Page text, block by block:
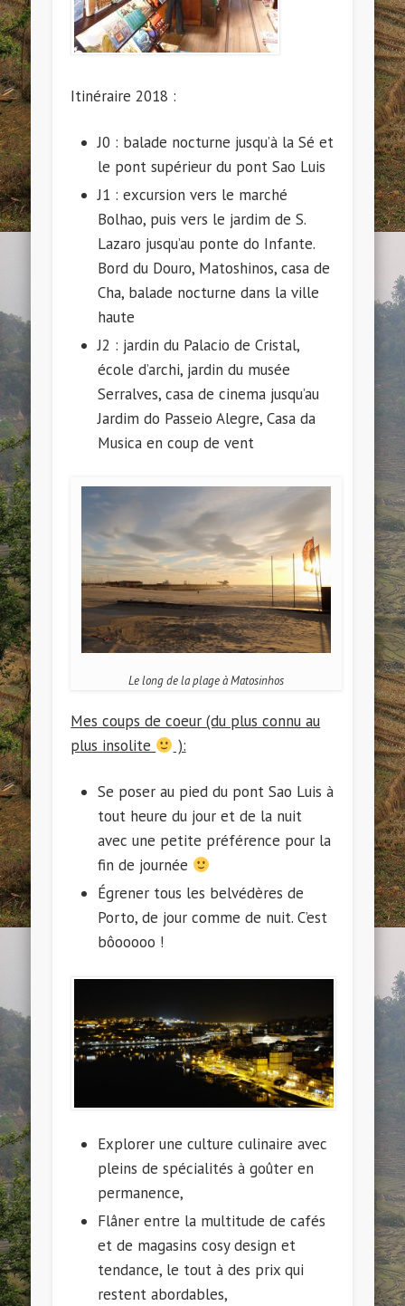
Itinéraire 2018 :
J0 : balade nocturne jusqu’à la Sé et
le pont supérieur du pont Sao Luis
J1 : excursion vers le marché
Bolhao, puis vers le jardim de S.
Lazaro jusqu’au ponte do Infante.
Bord du Douro, Matoshinos, casa de
Cha, balade nocturne dans la ville
haute
J2 : jardin du Palacio de Cristal,
école d’archi, jardin du musée
Serralves, casa de cinema jusqu’au
Jardim do Passeio Alegre, Casa da
Musica en coup de vent
Le long de la plage à Matosinhos
Mes coups de coeur (du plus connu au
plus insolite
):
Se poser au pied du pont Sao Luis à
tout heure du jour et de la nuit
avec une petite préférence pour la
fin de journée
Égrener tous les belvédères de
Porto, de jour comme de nuit. C’est
bôooooo !
Explorer une culture culinaire avec
pleins de spécialités à goûter en
permanence,
Flâner entre la multitude de cafés
et de magasins cosy design et
tendance, le tout à des prix qui
restent abordables,